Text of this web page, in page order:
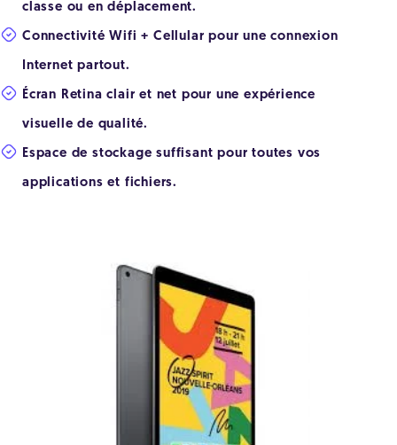
classe ou en déplacement.
Connectivité Wifi + Cellular pour une connexion
Internet partout.
Écran Retina clair et net pour une expérience
visuelle de qualité.
Espace de stockage suffisant pour toutes vos
applications et fichiers.